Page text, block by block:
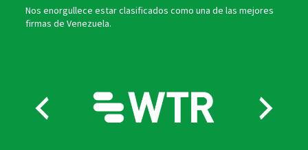
Nos enorgullece estar clasificados como una de las mejores
firmas de Venezuela.